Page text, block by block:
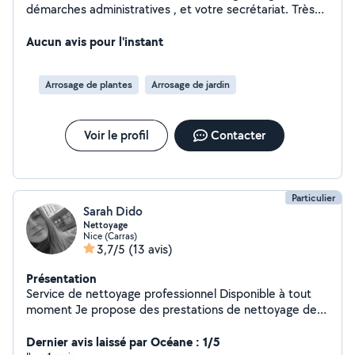
démarches administratives , et votre secrétariat. Très
airbnb (planning, réservations, accueil). Je propose aussi
ou petits animaux.
Aucun avis pour l'instant
Arrosage de plantes Arrosage de jardin
Voir le profil Contacter
Particulier
Sarah Dido
Nettoyage
Nice (Carras)
3,7/5 (13 avis)
Présentation
Service de nettoyage professionnel Disponible à tout
moment Je propose des prestations de nettoyage de
100 % professionnels. Équipé notamment d'un Tineco
Dernier avis laissé par Océane : 1/5